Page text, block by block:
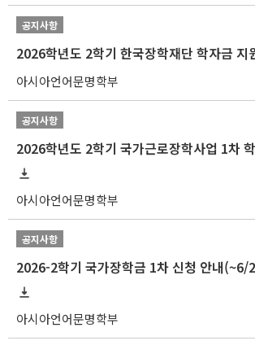
공지사항
아시아언어문명학부
공지사항
아시아언어문명학부
공지사항
2026-2학기 국가장학금 1차 신청 안내(~6/
아시아언어문명학부